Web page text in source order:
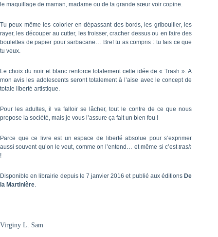
le maquillage de maman, madame ou de ta grande sœur voir copine.
Tu peux même les colorier en dépassant des bords, les gribouiller, les
rayer, les découper au cutter, les froisser, cracher dessus ou en faire des
boulettes de papier pour sarbacane… Bref tu as compris : tu fais ce que
tu veux.
Le choix du noir et blanc renforce totalement cette idée de « Trash ». A
mon avis les adolescents seront totalement à l’aise avec le concept de
totale liberté artistique.
Pour les adultes, il va falloir se lâcher, tout le contre de ce que nous
propose la société, mais je vous l’assure ça fait un bien fou !
Parce que ce livre est un espace de liberté absolue pour s’exprimer
aussi souvent qu’on le veut, comme on l’entend… et même si c’esttrash
!
Disponible en librairie depuis le 7 janvier 2016 et publié aux éditions De
la Martinière.
Virginy L. Sam